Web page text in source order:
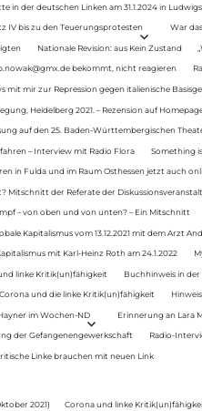
in der deutschen Linken am 31.1.2024 in
IV bis zu den Teuerungsprotesten War
Nationale Revision: aus Kein Zustand
bekommt, nicht reagieren
mir zur Repression gegen italienische
Heidelberg 2021. – Rezension auf
auf den 25. Baden-Württembergischen
– Interview mit Radio Flora Something
in Fulda und im Raum Osthessen jetzt auch
der Referate der
– von oben und von unten? – Ein Mitschnitt
Kapitalismus vom 13.12.2021 mit dem Arzt
mit Karl-Heinz Roth am 24.1.2022
linke Kritik(un)fähigkeit Buchhinweis in
und die linke Kritik(un)fähigkeit
im Wochen-ND Erinnerung an Lara
der Gefangenengewerkschaft Radio-
Linke brauchen mit neuen Link
2021) Corona und linke